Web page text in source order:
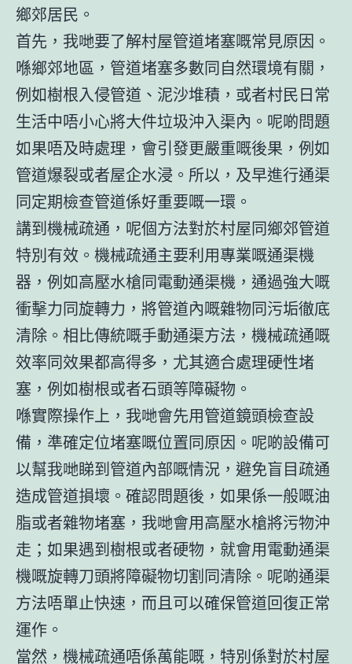
鄉郊居民。
首先，我哋要了解村屋管道堵塞嘅常見原因。
喺鄉郊地區，管道堵塞多數同自然環境有關，
例如樹根入侵管道、泥沙堆積，或者村民日常
生活中唔小心將大件垃圾沖入渠內。呢啲問題
如果唔及時處理，會引發更嚴重嘅後果，例如
管道爆裂或者屋企水浸。所以，及早進行通渠
同定期檢查管道係好重要嘅一環。
講到機械疏通 ，呢個方法對於村屋同鄉郊管道
特別有效。機械疏通主要利用專業嘅通渠機
器，例如高壓水槍同電動通渠機，通過強大嘅
衝擊力同旋轉力，將管道內嘅雜物同污垢徹底
清除。相比傳統嘅手動通渠方法，機械疏通嘅
效率同效果都高得多，尤其適合處理硬性堵
塞，例如樹根或者石頭等障礙物。
喺實際操作上，我哋會先用管道鏡頭檢查設
備，準確定位堵塞嘅位置同原因。呢啲設備可
以幫我哋睇到管道內部嘅情況，避免盲目疏通
造成管道損壞。確認問題後，如果係一般嘅油
脂或者雜物堵塞，我哋會用高壓水槍將污物沖
走；如果遇到樹根或者硬物，就會用電動通渠
機嘅旋轉刀頭將障礙物切割同清除。呢啲通渠
方法唔單止快速，而且可以確保管道回復正常
運作。
當然，機械疏通唔係萬能嘅，特別係對於村屋